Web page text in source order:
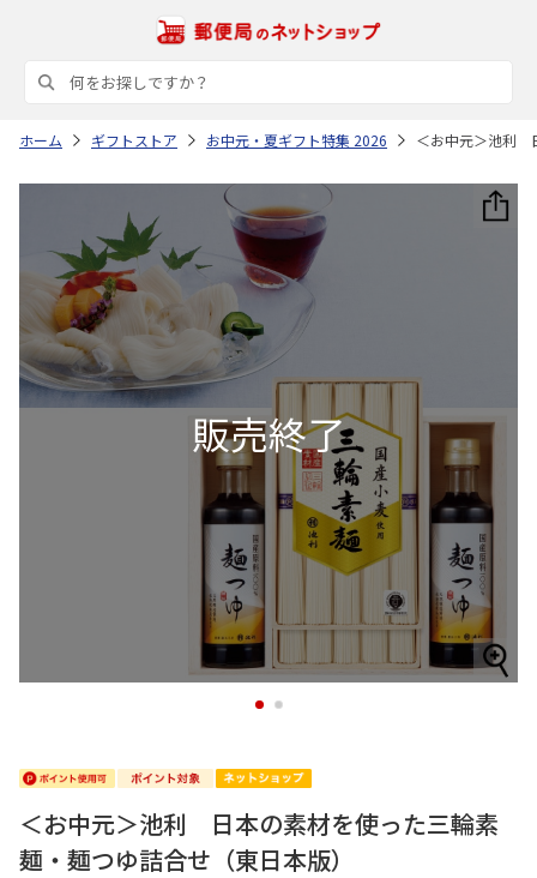
ホーム ギフトストア お中元・夏ギフト特集 2026 ＜お中元＞池利
1 2
＜お中元＞池利 日本の素材を使った三輪素
麺・麺つゆ詰合せ（東日本版）